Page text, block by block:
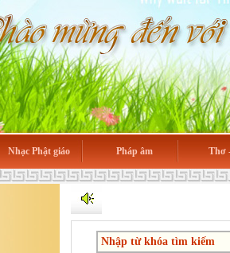
Nhạc Phật giáo Pháp âm Thơ